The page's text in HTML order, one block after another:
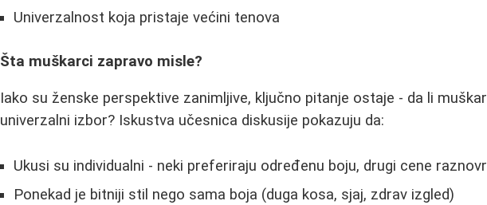
Univerzalnost koja pristaje većini tenova
Šta muškarci zapravo misle?
Iako su ženske perspektive zanimljive, ključno pitanje ostaje - da li
univerzalni izbor? Iskustva učesnica diskusije pokazuju da:
Ukusi su individualni - neki preferiraju određenu boju, drugi cene
Ponekad je bitniji stil nego sama boja (duga kosa, sjaj, zdrav izgled)